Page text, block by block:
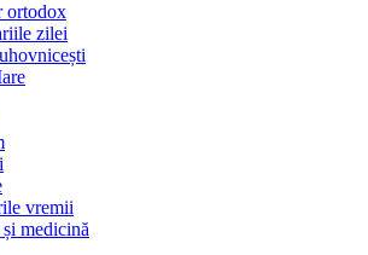
ortodox
zilei
vremii
medicină